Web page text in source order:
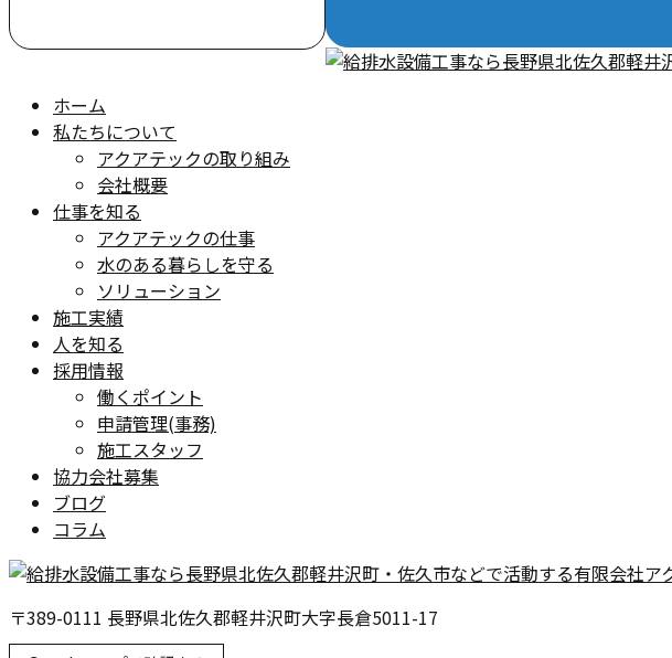
ホーム
私たちについて
アクアテックの取り組み
会社概要
仕事を知る
アクアテックの仕事
水のある暮らしを守る
ソリューション
施工実績
人を知る
採用情報
働くポイント
申請管理(事務)
施工スタッフ
協力会社募集
ブログ
コラム
〒389-0111 長野県北佐久郡軽井沢町大字長倉5011-17